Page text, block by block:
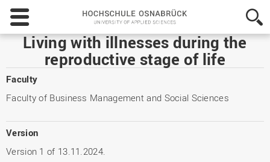
Hochschule
Osnabrück
-
University
of
Applied
Living with illnesses during the
reproductive stage of life
Faculty
Faculty of Business Management and Social Sciences
Version
Version 1 of 13.11.2024.